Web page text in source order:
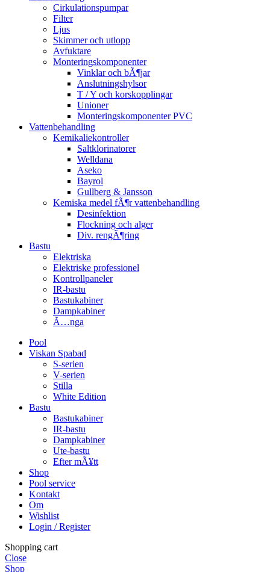
Cirkulationspumpar
Filter
Ljus
Skimmer och utlopp
Avfuktare
Monteringskomponenter
Vinklar och bÃ¶jar
Anslutningshylsor
T / Y och korskopplingar
Unioner
Monteringskomponenter PVC
Vattenbehandling
Kemikaliekontroller
Saltklorinatorer
Welldana
Aseko
Bayrol
Gullberg & Jansson
Kemiska medel fÃ¶r vattenbehandling
Desinfektion
Flockning och alger
Div. rengÃ¶ring
Bastu
Elektriska
Elektriske professionel
Kontrollpaneler
IR-bastu
Bastukabiner
Dampkabiner
Ã…nga
Pool
Viskan Spabad
S-serien
V-serien
Stilla
White Edition
Bastu
Bastukabiner
IR-bastu
Dampkabiner
Ute-bastu
Efter mÃ¥tt
Shop
Pool service
Kontakt
Om
Wishlist
Login / Register
Shopping cart
Close
Shop